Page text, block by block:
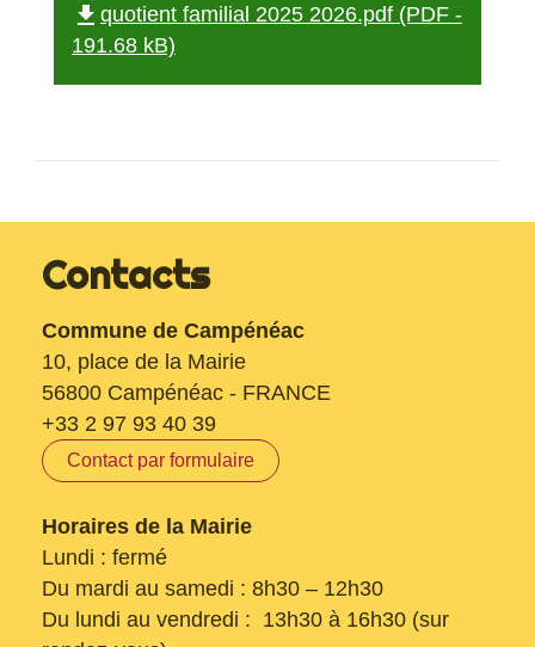
file_download quotient familial 2025 2026.pdf (PDF -
191.68 kB)
Contacts
Commune de Campénéac
10, place de la Mairie
56800 Campénéac - FRANCE
+33 2 97 93 40 39
Contact par formulaire
Horaires de la Mairie
Lundi : fermé
Du mardi au samedi : 8h30 – 12h30
Du lundi au vendredi : 13h30 à 16h30 (sur